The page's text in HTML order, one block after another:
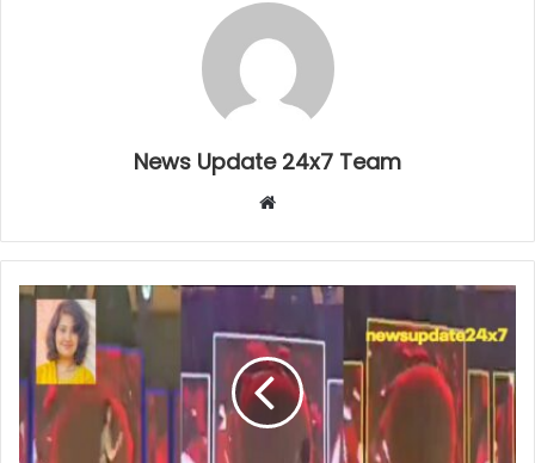
News Update 24x7 Team
Website